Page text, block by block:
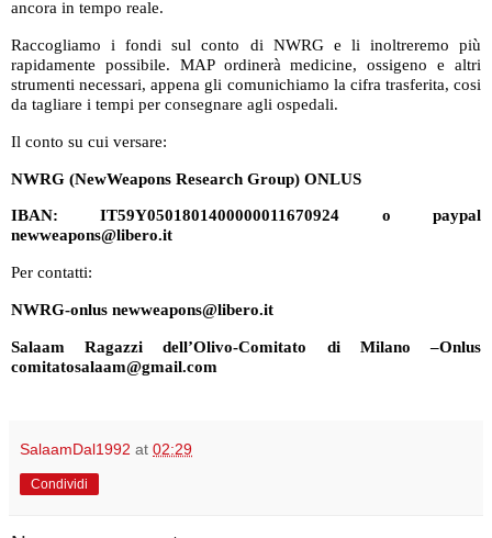
ancora in tempo reale.
Raccogliamo i fondi sul conto di NWRG e li inoltreremo più
rapidamente possibile. MAP ordinerà medicine, ossigeno e altri
strumenti necessari, appena gli comunichiamo la cifra trasferita, cosi
da tagliare i tempi per consegnare agli ospedali.
Il conto su cui versare:
NWRG (NewWeapons Research Group) ONLUS
IBAN: IT59Y0501801400000011670924 o paypal
newweapons@libero.it
Per contatti:
NWRG-onlus newweapons@libero.it
Salaam Ragazzi dell’Olivo-Comitato di Milano –Onlus
comitatosalaam@gmail.com
SalaamDal1992 at 02:29
Condividi